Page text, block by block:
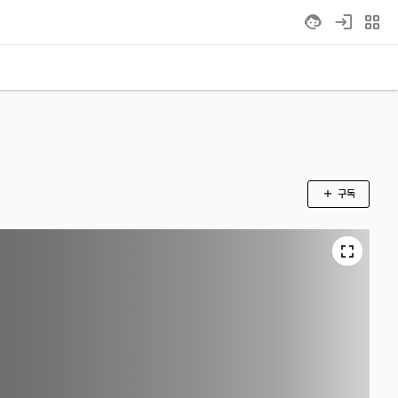
grid_view
구독